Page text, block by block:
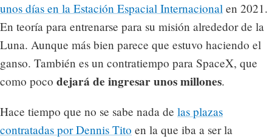
unos días en la Estación Espacial Internacional en 2021.
En teoría para entrenarse para su misión alrededor de la
Luna. Aunque más bien parece que estuvo haciendo el
ganso. También es un contratiempo para SpaceX, que
como poco dejará de ingresar unos millones.
Hace tiempo que no se sabe nada de las plazas
contratadas por Dennis Tito en la que iba a ser la